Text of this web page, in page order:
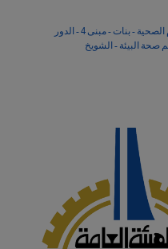
كلية العلوم الصحية - بنات - مبنى 4 - الدور
صحة البيئة - الشويخ